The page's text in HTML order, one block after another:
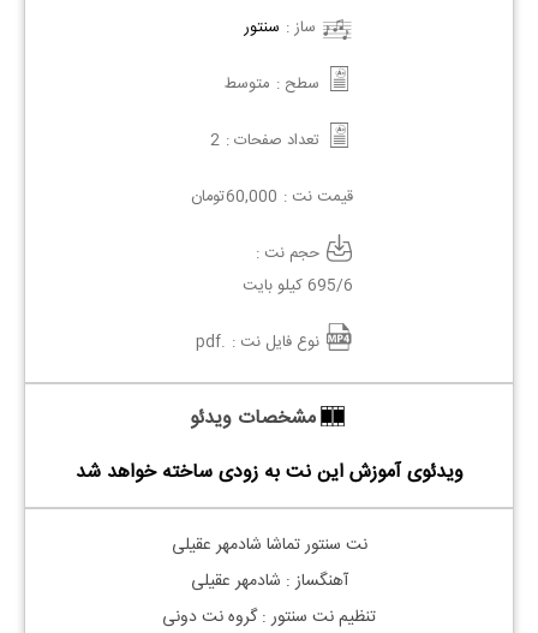
ساز : سنتور
سطح : متوسط
تعداد صفحات : 2
قیمت نت : 60,000تومان
حجم نت :
695/6 کیلو بایت
نوع فایل نت : .pdf
مشخصات ویدئو
ویدئوی آموزش این نت به زودی ساخته خواهد شد
نت سنتورتماشا شادمهر عقیلی
آهنگساز : شادمهر عقیلی
تنظیم نت سنتور : گروه نت دونی